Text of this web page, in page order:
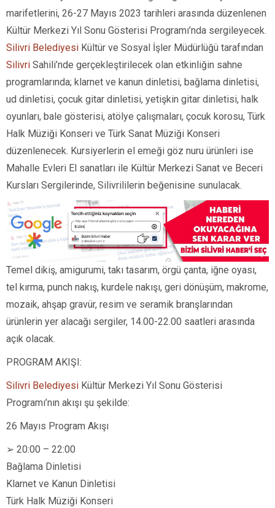
marifetlerini, 26-27 Mayıs 2023 tarihleri arasında düzenlenen
Kültür Merkezi Yıl Sonu Gösterisi Programı’nda sergileyecek.
Silivri Belediyesi Kültür ve Sosyal İşler Müdürlüğü tarafından
Silivri Sahili’nde gerçekleştirilecek olan etkinliğin sahne
programlarında; klarnet ve kanun dinletisi, bağlama dinletisi,
ud dinletisi, çocuk gitar dinletisi, yetişkin gitar dinletisi, halk
oyunları, bale gösterisi, atölye çalışmaları, çocuk korosu, Türk
Halk Müziği Konseri ve Türk Sanat Müziği Konseri
düzenlenecek. Kursiyerlerin el emeği göz nuru ürünleri ise
Mahalle Evleri El sanatları ile Kültür Merkezi Sanat ve Beceri
Kursları Sergilerinde, Silivrililerin beğenisine sunulacak.
Temel dikiş, amigurumi, takı tasarım, örgü çanta, iğne oyası,
tel kırma, punch nakış, kurdele nakışı, geri dönüşüm, makrome,
mozaik, ahşap gravür, resim ve seramik branşlarından
ürünlerin yer alacağı sergiler, 14.00-22.00 saatleri arasında
açık olacak.
PROGRAM AKIŞI:
Silivri Belediyesi Kültür Merkezi Yıl Sonu Gösterisi
Programı’nın akışı şu şekilde:
26 Mayıs Program Akışı
➢ 20:00 – 22:00
Bağlama Dinletisi
Klarnet ve Kanun Dinletisi
Türk Halk Müziği Konseri